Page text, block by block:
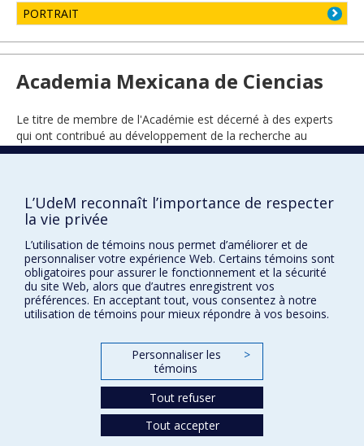
PORTRAIT
Academia Mexicana de Ciencias
Le titre de membre de l'Académie est décerné à des experts
qui ont contribué au développement de la recherche au
Mexique.
Prix et distinctions
L’UdeM reconnaît l’importance de respecter
la vie privée
L’utilisation de témoins nous permet d’améliorer et de
personnaliser votre expérience Web. Certains témoins sont
obligatoires pour assurer le fonctionnement et la sécurité
du site Web, alors que d’autres enregistrent vos
préférences. En acceptant tout, vous consentez à notre
utilisation de témoins pour mieux répondre à vos besoins.
Personnaliser les
témoins
>
Tout refuser
Tout accepter